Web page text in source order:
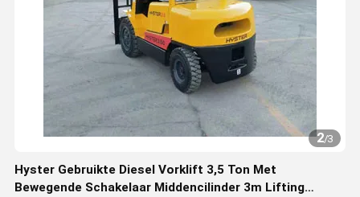
2/3
Hyster Gebruikte Diesel Vorklift 3,5 Ton Met
Bewegende Schakelaar Middencilinder 3m Lifting